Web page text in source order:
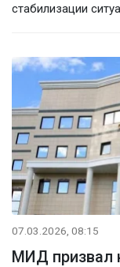
стабилизации
07.03.2026, 08:15
МИД призвал